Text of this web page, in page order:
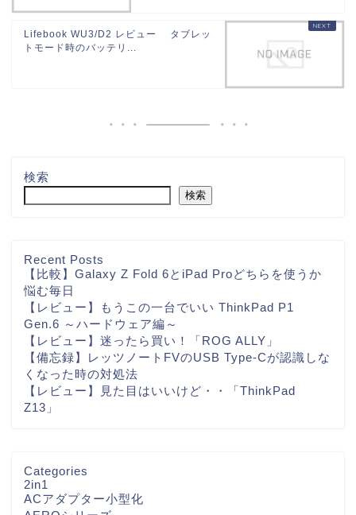
Lifebook WU3/D2 レビュー タブレッ
トモード時のバッテリ...
検索
検索
Recent Posts
【比較】Galaxy Z Fold 6とiPad Proどちらを使うか
悩む毎日
【レビュー】もうこの一台でいい ThinkPad P1
Gen.6 ～ハードウェア編～
【レビュー】迷ったら買い！「ROG ALLY」
【備忘録】レッツノートFVのUSB Type-Cが認識しな
くなった時の対処法
【レビュー】見た目はいいけど・・「ThinkPad
Z13」
Categories
2in1
ACアダプター小型化